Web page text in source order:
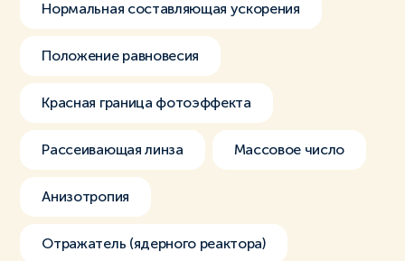
Нормальная составляющая ускорения
Положение равновесия
Красная граница фотоэффекта
Рассеивающая линза Массовое число
Анизотропия
Отражатель (ядерного реактора)